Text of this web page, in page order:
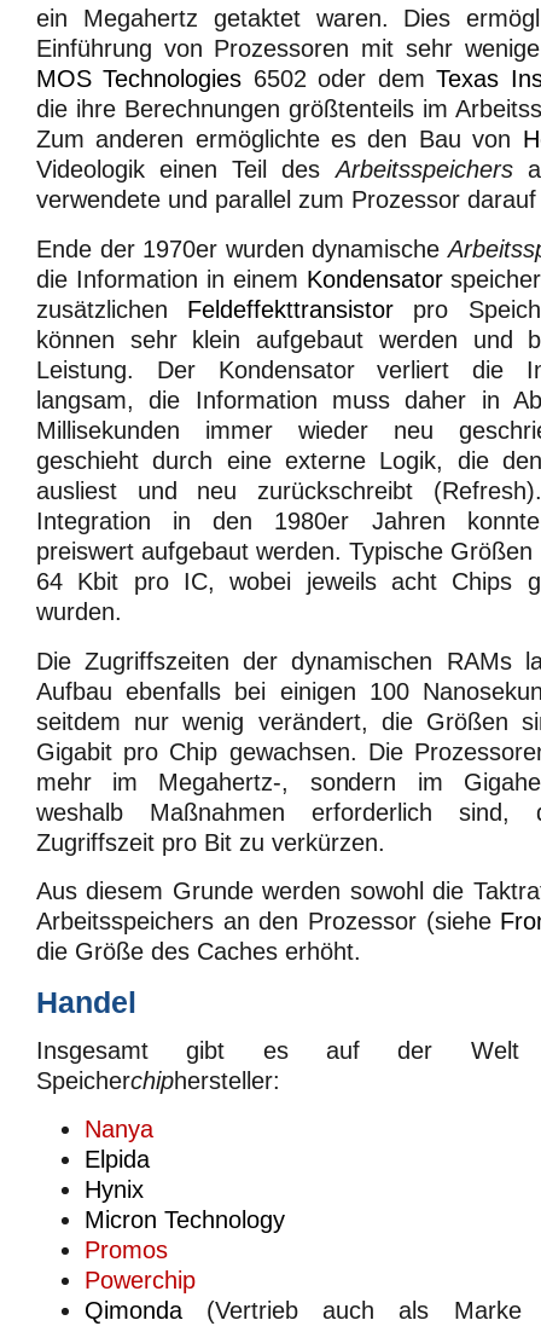
ein Megahertz getaktet waren. Dies
Einführung von Prozessoren mit sehr
MOS Technologies 6502 oder demTexas
die ihre Berechnungen größtenteils im
Zum anderen ermöglichte es den Bau von
Videologik einen Teil desArbeitsspeichers
verwendete und parallel zum Prozessor
Ende der 1970er wurden dynamische
die Information in einem Kondensator
zusätzlichen Feldeffekttransistor pro
können sehr klein aufgebaut werden und
Leistung. Der Kondensator verliert die
langsam, die Information muss daher in
Millisekunden immer wieder neu
geschieht durch eine externe Logik, die
ausliest und neu zurückschreibt
Integration in den 1980er Jahren
preiswert aufgebaut werden. Typische
64 Kbit pro IC, wobei jeweils acht Chips
wurden.
Die Zugriffszeiten der dynamischen RAMs
Aufbau ebenfalls bei einigen 100
seitdem nur wenig verändert, die Größen
Gigabit pro Chip gewachsen. Die
mehr im Megahertz-, sondern im
weshalb Maßnahmen erforderlich sind,
Zugriffszeit pro Bit zu verkürzen.
Aus diesem Grunde werden sowohl die
Arbeitsspeichers an den Prozessor (siehe
die Größe des Caches erhöht.
Handel
Insgesamt gibt es auf der Welt
Speicherchiphersteller:
Nanya
Elpida
Hynix
Micron Technology
Promos
Powerchip
Qimonda (Vertrieb auch als Marke